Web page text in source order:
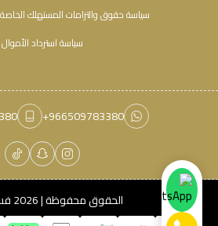
سياسة حقوق والتزامات المستهلك
سياسة استرداد الأموال
+966509783380
الحقوق محفوظة | 2026